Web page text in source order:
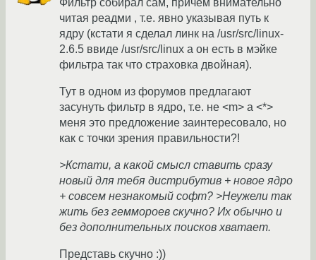
читая реадми , т.е. явно указывая путь к
ядру (кстати я сделал линк на /usr/src/linux-
2.6.5 ввиде /usr/src/linux а он есть в мэйке
фильтра так что страховка двойная).
Тут в одном из форумов предлагают
засунуть фильтр в ядро, т.е. не <m> а <*>
меня это предложение заинтересовало, но
как с точки зрения правильности?!
>Кстати, а какой смысл ставить сразу
новый для тебя дистрибутив + новое ядро
+ совсем незнакомый софт? >Неужели так
жить без геммороев скучно? Их обычно и
без дополнительных поисков хватает.
Представь скучно :))